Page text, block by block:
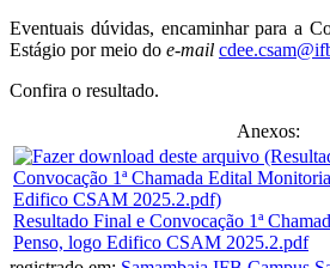
Eventuais dúvidas, encaminhar para a
Estágio por meio do e-mail
Confira o resultado.
Anexos:
Resultado Final e Convocação 1ª
Penso, logo Edifico CSAM 2025.2.pdf